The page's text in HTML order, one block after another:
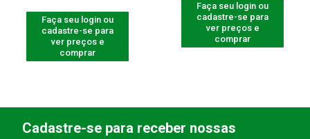
Faça seu login ou
cadastre-se para
ver preços e
comprar
Faça seu login ou
cadastre-se para
ver preços e
comprar
Cadastre-se para receber nossas